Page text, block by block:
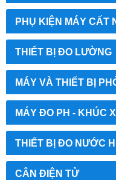
PHỤ KIỆN MÁY CẤT
THIẾT BỊ ĐO LƯỜNG
MÁY VÀ THIẾT BỊ
MÁY ĐO PH - KHÚC
THIẾT BỊ ĐO NƯỚC
CÂN ĐIỆN TỬ